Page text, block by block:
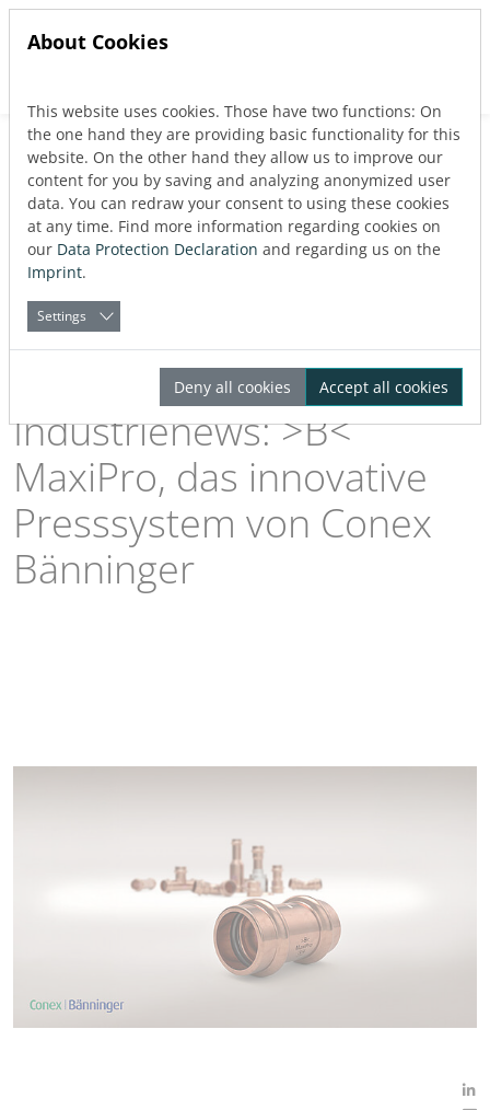
Jump directly to main navigation
Jump directly to content
Back to blog
Endüstri
Published: 06.12.2024
LINEAR
Industrienews: >B<
MaxiPro, das innovative
Presssystem von Conex
Bänninger
About Cookies
This website uses cookies. Those have two functions: On
the one hand they are providing basic functionality for this
website. On the other hand they allow us to improve our
content for you by saving and analyzing anonymized user
data. You can redraw your consent to using these cookies
at any time. Find more information regarding cookies on
our Data Protection Declaration and regarding us on the
Imprint.
Settings
Deny all cookies Accept all cookies